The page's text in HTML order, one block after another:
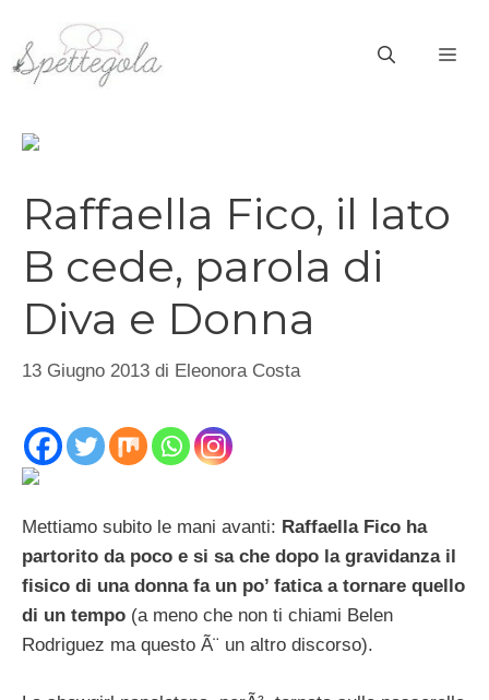
contenuto
Raffaella Fico, il lato
B cede, parola di
Diva e Donna
13 Giugno 2013 di Eleonora Costa
Mettiamo subito le mani avanti: Raffaella Fico ha
partorito da poco e si sa che dopo la gravidanza il
fisico di una donna fa un po’ fatica a tornare quello
di un tempo (a meno che non ti chiami Belen
Rodriguez ma questo Ã¨ un altro discorso).